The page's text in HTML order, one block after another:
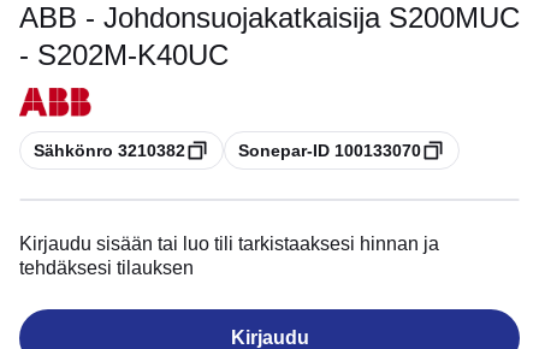
ABB - Johdonsuojakatkaisija S200MUC
- S202M-K40UC
Kopioi
Sähkönro 3210382 Kopioi
Sonepar-ID 100133070
Kirjaudu sisään tai luo tili tarkistaaksesi hinnan ja
tehdäksesi tilauksen
Kirjaudu